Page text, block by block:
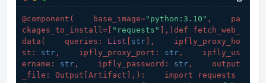
@component(
    base_image=
"python:3.10" ,    pa
ckages_to_install=[
"requests" ], )def fetch_web_
data(
    queries:
List str ],    ipfly_proxy_ho
st: str ,    ipfly_proxy_port: str ,    ipfly_us
ername: str ,    ipfly_password: str ,    output
_file: Output[Artifact], ):    import requests